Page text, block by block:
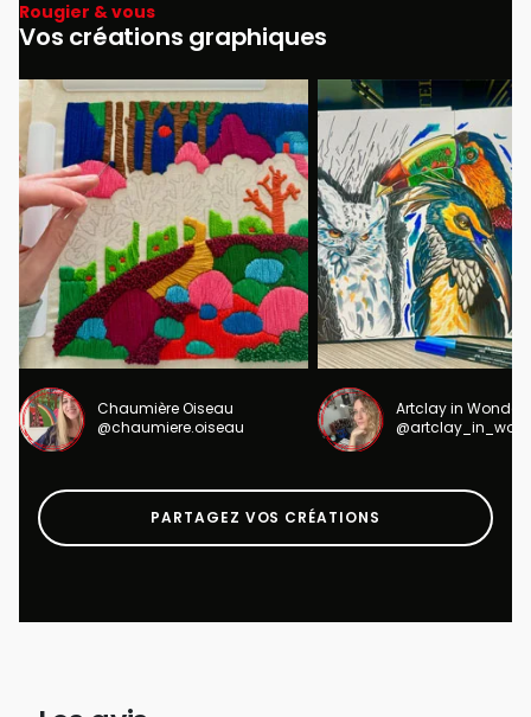
Rougier & vous
Vos créations graphiques
Chaumière Oiseau
@chaumiere.oiseau
Artclay in
PARTAGEZ VOS CRÉATIONS